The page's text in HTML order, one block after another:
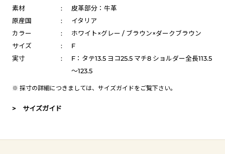
素材
:
皮革部分：牛革
原産国
:
イタリア
カラー
:
ホワイト×グレー / ブラウン×ダークブラウン
サイズ
:
F
実寸
:
F：タテ13.5 ヨコ25.5 マチ8 ショルダー全長113.5
～123.5
※ 採寸の詳細につきましては、 サイズガイドをご覧下さい。
> サイズガイド